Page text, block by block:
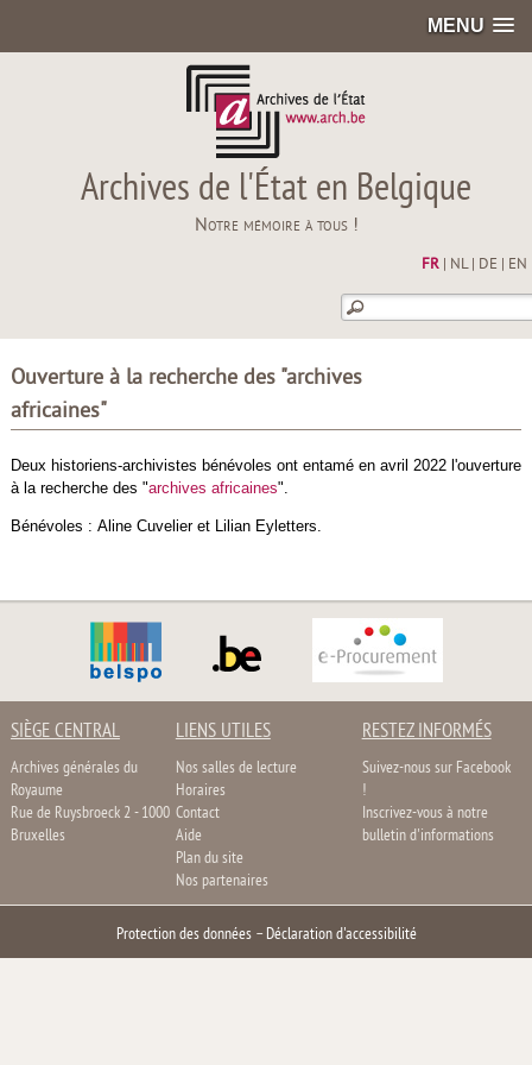
MENU
Archives de l'État en Belgique
Notre mémoire à tous !
FR| NL| DE EN
Ouverture à la recherche des "archives
africaines"
Deux historiens-archivistes bénévoles ont entamé en avril 2022 l'ouverture
à la recherche des "archives africaines".
Bénévoles : Aline Cuvelier et Lilian Eyletters.
SIÈGE CENTRAL
Archives générales du
Royaume
Rue de Ruysbroeck 2 - 1000
Bruxelles
LIENS UTILES
Nos salles de lecture
Horaires
Contact
Aide
Plan du site
Nos partenaires
RESTEZ INFORMÉS
Suivez-nous sur Facebook
!
Inscrivez-vous à notre
bulletin d'informations
Protection des données– Déclaration d'accessibilité